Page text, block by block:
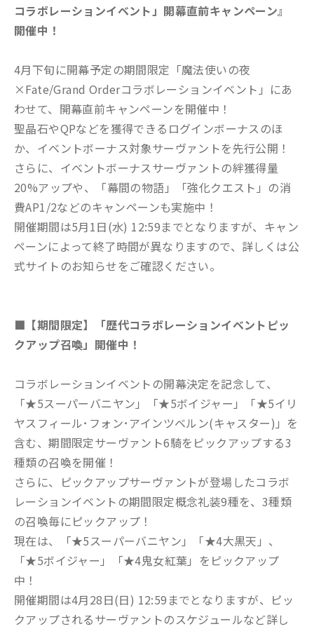
コラボレーションイベント」開幕直前キャンペーン』
開催中！
4月下旬に開幕予定の期間限定「魔法使いの夜
×Fate/Grand Orderコラボレーションイベント」にあ
わせて、開幕直前キャンペーンを開催中！
聖晶石やQPなどを獲得できるログインボーナスのほ
か、イベントボーナス対象サーヴァントを先行公開！
さらに、イベントボーナスサーヴァントの絆獲得量
20%アップや、「幕間の物語」「強化クエスト」の消
費AP1/2などのキャンペーンも実施中！
開催期間は5月1日(水) 12:59までとなりますが、キャン
ペーンによって終了時間が異なりますので、詳しくは公
式サイトのお知らせをご確認ください。
■【期間限定】「歴代コラボレーションイベントピッ
クアップ召喚」開催中！
コラボレーションイベントの開幕決定を記念して、
「★5スーパーバニヤン」「★5ボイジャー」「★5イリ
ヤスフィール･フォン･アインツベルン(キャスター)」を
含む、期間限定サーヴァント6騎をピックアップする3
種類の召喚を開催！
さらに、ピックアップサーヴァントが登場したコラボ
レーションイベントの期間限定概念礼装9種を、3種類
の召喚毎にピックアップ！
現在は、「★5スーパーバニヤン」「★4大黒天」、
「★5ボイジャー」「★4鬼女紅葉」をピックアップ
中！
開催期間は4月28日(日) 12:59までとなりますが、ピッ
クアップされるサーヴァントのスケジュールなど詳し